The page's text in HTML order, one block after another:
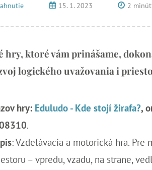
15. 1. 2023 2
hry, ktoré vám prinášame,
logického uvažovania i
hry: Eduludo - Kde stojí žirafa?, o
.
: Vzdelávacia a motorická hra.
– vpredu, vzadu, na strane,